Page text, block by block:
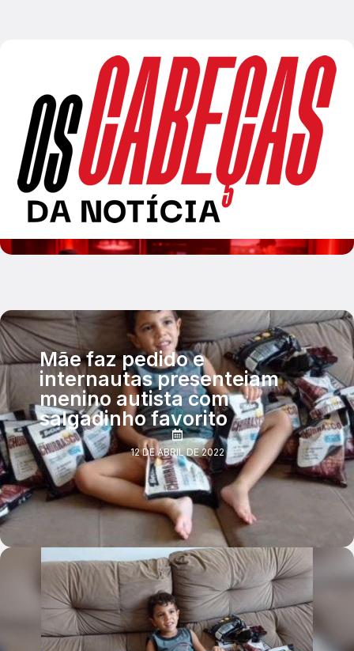
Mãe faz pedido e
internautas presenteiam
menino autista com
salgadinho favorito
12 DE ABRIL DE 2022